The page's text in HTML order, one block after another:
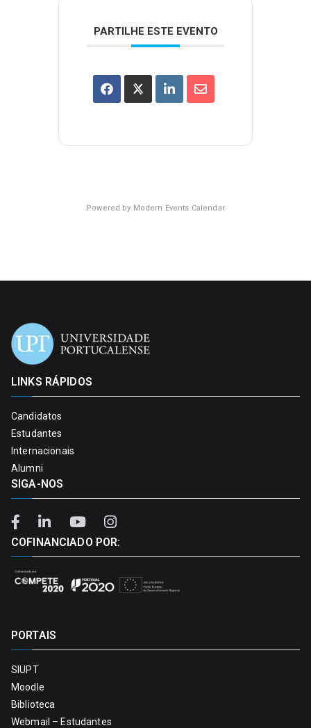
PARTILHE ESTE EVENTO
Powered by Modern Events Calendar
LINKS RÁPIDOS
Candidatos
Estudantes
Internacionais
Alumni
SIGA-NOS
COFINANCIADO POR:
PORTAIS
SIUPT
Moodle
Biblioteca
Webmail – Estudantes